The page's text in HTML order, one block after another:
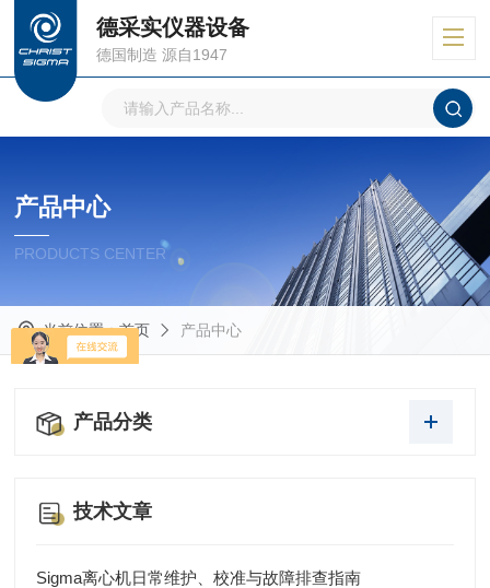
德采实仪器设备
德国制造 源自1947
产品中心
PRODUCTS CENTER
当前位置：首页 产品中心
产品分类
技术文章
Sigma离心机日常维护、校准与故障排查指南